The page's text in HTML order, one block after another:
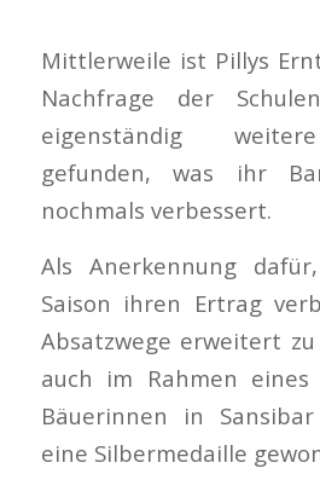
Mittlerweile ist Pillys
Nachfrage der
eigenständig
gefunden, was ihr
nochmals verbessert.
Als Anerkennung
Saison ihren Ertrag
Absatzwege erweitert
auch im Rahmen
Bäuerinnen in
eine Silbermedaille